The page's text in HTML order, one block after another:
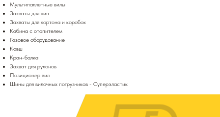
Мультипаллетные вилы
Захваты для кип
Захваты для кортона и коробок
Кабина с отопителем
Газовое оборудование
Ковш
Кран-балка
Захват для рулонов
Позиционер вил
Шины для вилочных погрузчиков - Суперэластик